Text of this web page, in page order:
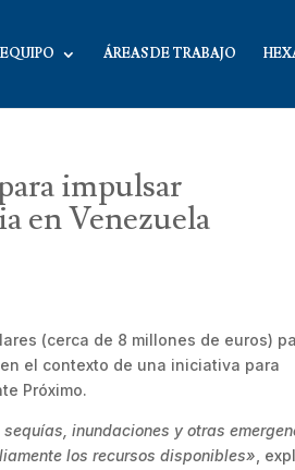
ÁREAS DE TRABAJO
impulsar
en Venezuela
(cerca de 8 millones de euros)
el contexto de una iniciativa para
Próximo.
inundaciones y otras
los recursos disponibles» ,